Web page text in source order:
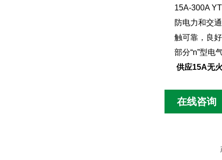
15A-300A
防电力和交
触可靠，良
部分“n”型电
供应15A无
在线咨询